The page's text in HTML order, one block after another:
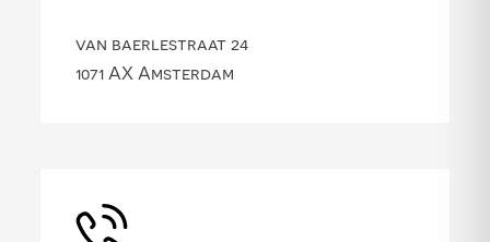
van baerlestraat 24
1071 AX Amsterdam